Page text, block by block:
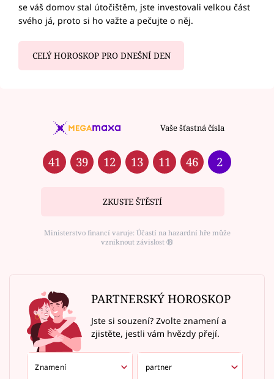
se váš domov stal útočištěm, jste investovali velkou část
svého já, proto si ho važte a pečujte o něj.
CELÝ HOROSKOP PRO DNEŠNÍ DEN
Vaše šťastná čísla
41 39 12 13 11 46 2
ZKUSTE ŠTĚSTÍ
Ministerstvo financí varuje: Účastí na hazardní hře může
vzniknout závislost ⑱
PARTNERSKÝ HOROSKOP
Jste si souzení? Zvolte znamení a
zjistěte, jestli vám hvězdy přejí.